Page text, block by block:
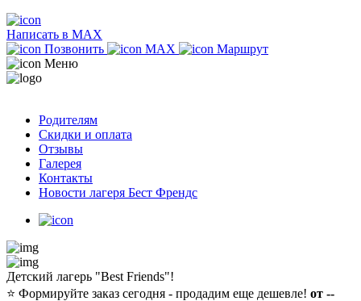
Написать в MAX
Позвонить
MAX
Маршрут
Меню
Родителям
Скидки и оплата
Отзывы
Галерея
Контакты
Новости лагеря Бест Френдс
Детский лагерь "Best Friends"!
⭐️ Формируйте заказ сегодня - продадим еще дешевле! от --